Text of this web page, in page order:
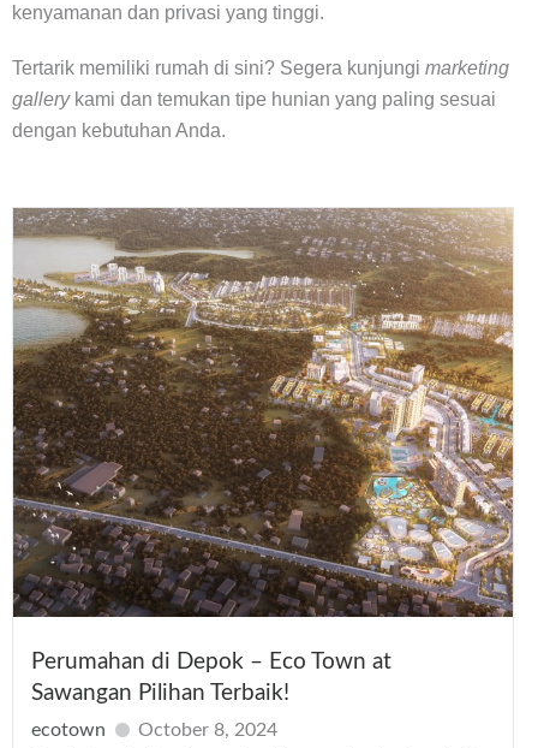
kenyamanan dan privasi yang tinggi.
Tertarik memiliki rumah di sini? Segera kunjungi marketing
gallery kami dan temukan tipe hunian yang paling sesuai
dengan kebutuhan Anda.
Perumahan di Depok – Eco Town at
Sawangan Pilihan Terbaik!
ecotown October 8, 2024